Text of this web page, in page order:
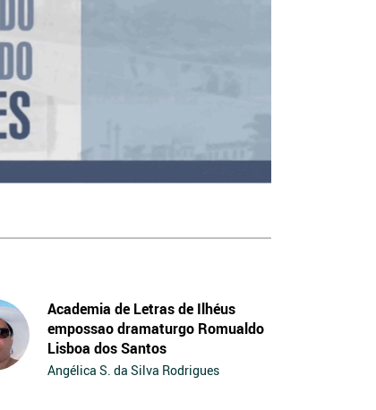
Academia de Letras de Ilhéus
empossao dramaturgo Romualdo
Lisboa dos Santos
Angélica S. da Silva Rodrigues